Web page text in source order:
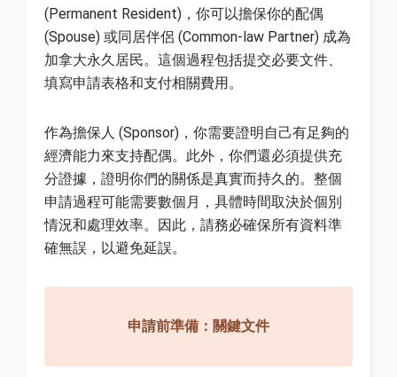
(Permanent Resident)，你可以擔保你的配偶
(Spouse) 或同居伴侶 (Common-law Partner) 成為
加拿大永久居民。這個過程包括提交必要文件、
填寫申請表格和支付相關費用。
作為擔保人 (Sponsor)，你需要證明自己有足夠的
經濟能力來支持配偶。此外，你們還必須提供充
分證據，證明你們的關係是真實而持久的。整個
申請過程可能需要數個月，具體時間取決於個別
情況和處理效率。因此，請務必確保所有資料準
確無誤，以避免延誤。
申請前準備：關鍵文件